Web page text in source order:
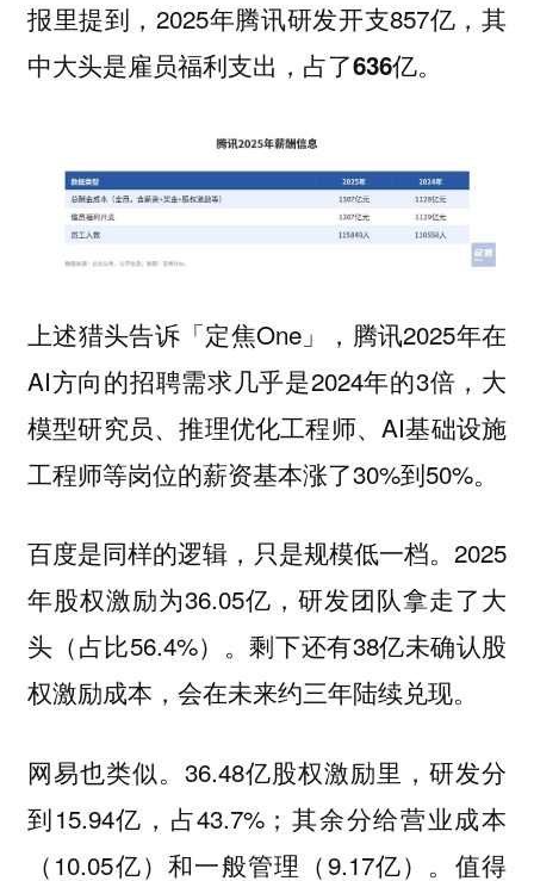
报里提到，2025年腾讯研发开支857亿，其
中大头是雇员福利支出，占了636亿。
上述猎头告诉「定焦One」，腾讯2025年在
AI方向的招聘需求几乎是2024年的3倍，大
模型研究员、推理优化工程师、AI基础设施
工程师等岗位的薪资基本涨了30%到50%。
百度是同样的逻辑，只是规模低一档。2025
年股权激励为36.05亿，研发团队拿走了大
头（占比56.4%）。剩下还有38亿未确认股
权激励成本，会在未来约三年陆续兑现。
网易也类似。36.48亿股权激励里，研发分
到15.94亿，占43.7%；其余分给营业成本
（10.05亿）和一般管理（9.17亿）。值得